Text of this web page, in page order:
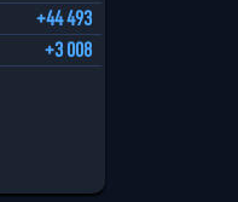
+44 493
+3 008